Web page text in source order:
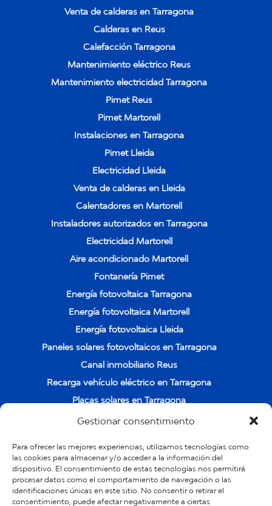
Gestionar consentimiento
Para ofrecer las mejores experiencias, utilizamos tecnologías como
las cookies para almacenar y/o acceder a la información del
dispositivo. El consentimiento de estas tecnologías nos permitirá
procesar datos como el comportamiento de navegación o las
identificaciones únicas en este sitio. No consentir o retirar el
consentimiento, puede afectar negativamente a ciertas
Venta de calderas en Tarragona
Calderas en Reus
Calefacción Tarragona
Mantenimiento eléctrico Reus
Mantenimiento electricidad Tarragona
Pimet Reus
Pimet Martorell
Instalaciones en Tarragona
Pimet Lleida
Electricidad Lleida
Venta de calderas en Lleida
Calentadores en Martorell
Instaladores autorizados en Tarragona
Electricidad Martorell
Aire acondicionado Martorell
Fontanería Pimet
Energía fotovoltaica Tarragona
Energía fotovoltaica Martorell
Energía fotovoltaica Lleida
Paneles solares fotovoltaicos en Tarragona
Canal inmobiliario Reus
Recarga vehículo eléctrico en Tarragona
Placas solares en Tarragona
Instalación de placas solares en Cambrils
POLÍTICA DE PRIVACIDAD Y PROTECCIÓN DE
DATOS
Quienes somos